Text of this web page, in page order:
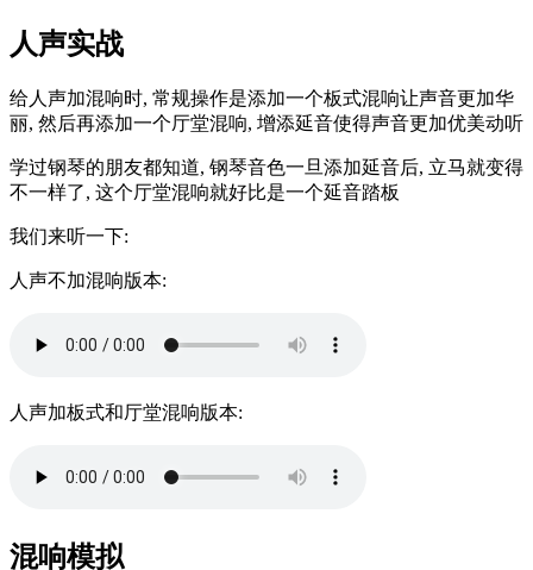
人声实战
给人声加混响时, 常规操作是添加一个板式混响让声音更加华
丽, 然后再添加一个厅堂混响, 增添延音使得声音更加优美动听
学过钢琴的朋友都知道, 钢琴音色一旦添加延音后, 立马就变得
不一样了, 这个厅堂混响就好比是一个延音踏板
我们来听一下:
人声不加混响版本:
人声加板式和厅堂混响版本:
混响模拟